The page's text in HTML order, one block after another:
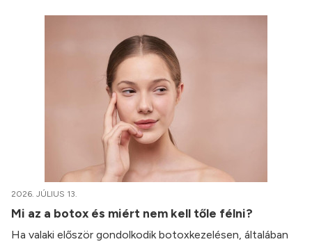
2026. JÚLIUS 13.
Mi az a botox és miért nem kell tőle félni?
Ha valaki először gondolkodik botoxkezelésen, általában